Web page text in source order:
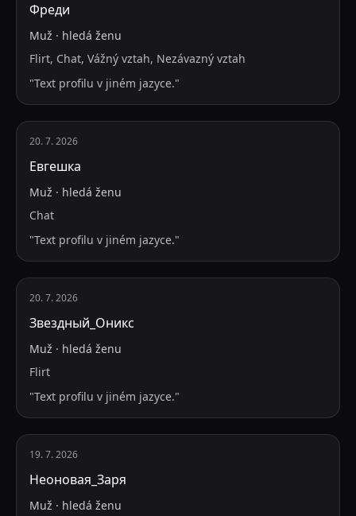
Фреди
Muž · hledá ženu
Flirt, Chat, Vážný vztah, Nezávazný vztah
"Text profilu v jiném jazyce."
20. 7. 2026
Евгешка
Muž · hledá ženu
Chat
"Text profilu v jiném jazyce."
20. 7. 2026
Звездный_Оникс
Muž · hledá ženu
Flirt
"Text profilu v jiném jazyce."
19. 7. 2026
Неоновая_Заря
Muž · hledá ženu